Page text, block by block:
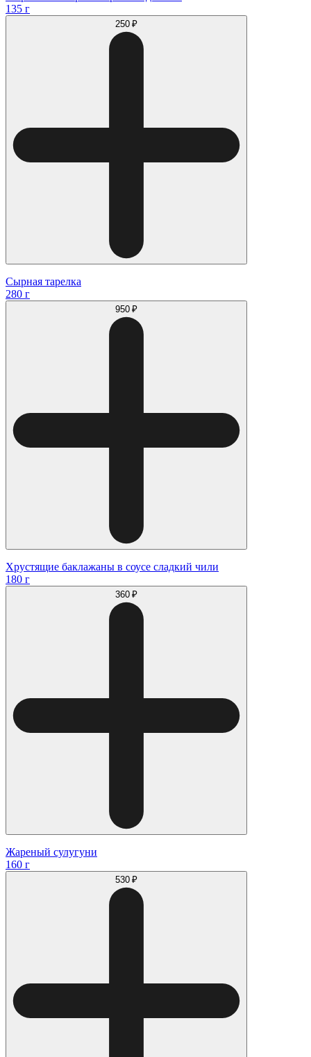
135 г
250 ₽
Сырная тарелка
280 г
950 ₽
Хрустящие баклажаны в соусе сладкий чили
180 г
360 ₽
Жареный сулугуни
160 г
530 ₽